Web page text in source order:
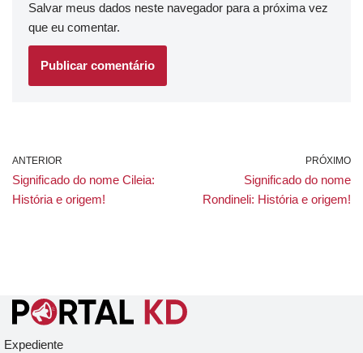
Salvar meus dados neste navegador para a próxima vez
que eu comentar.
ANTERIOR
Significado do nome Cileia:
História e origem!
PRÓXIMO
Significado do nome
Rondineli: História e origem!
Expediente